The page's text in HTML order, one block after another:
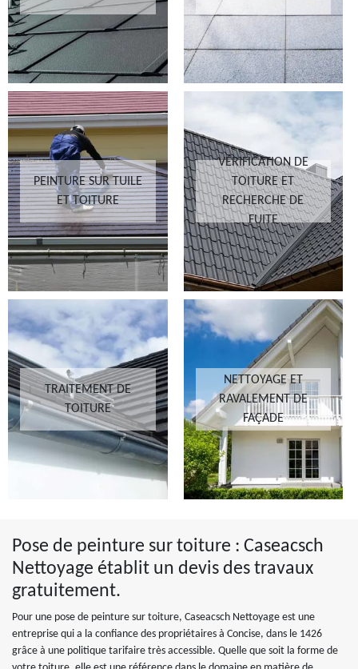
PEINTURE SUR TUILE
ET TOITURE
VÉRIFICATION DE
TOITURE ET
RECHERCHE DE
FUITE
TRAITEMENT DE
TOITURE
NETTOYAGE ET
RAVALEMENT DE
FAÇADE
Pose de peinture sur toiture : Caseacsch
Nettoyage établit un devis des travaux
gratuitement.
Pour une pose de peinture sur toiture, Caseacsch Nettoyage est une
entreprise qui a la confiance des propriétaires à Concise, dans le 1426
grâce à une politique tarifaire très accessible. Quelle que soit la forme de